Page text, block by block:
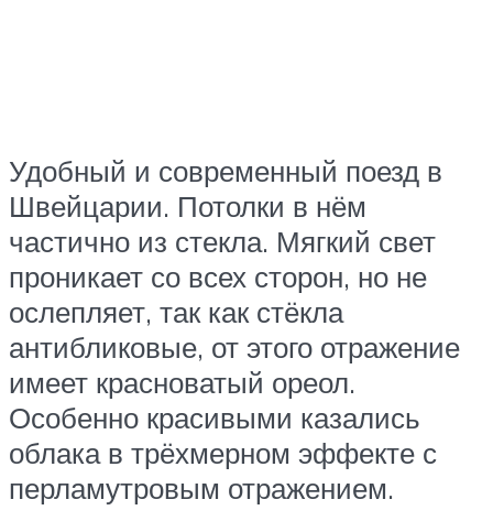
Удобный и современный поезд в
Швейцарии. Потолки в нём
частично из стекла. Мягкий свет
проникает со всех сторон, но не
ослепляет, так как стёкла
антибликовые, от этого отражение
имеет красноватый ореол.
Особенно красивыми казались
облака в трёхмерном эффекте с
перламутровым отражением.